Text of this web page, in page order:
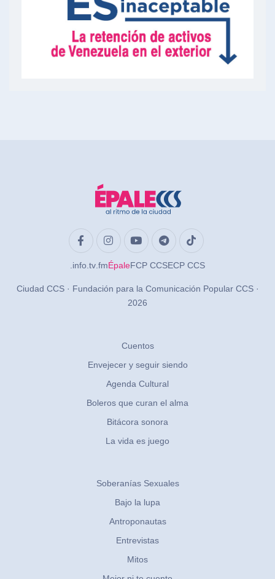
.info .tv .fmÉpaleFCP CCSECP CCS
Ciudad CCS · Fundación para la Comunicación Popular CCS ·
2026
Cuentos
Envejecer y seguir siendo
Agenda Cultural
Boleros que curan el alma
Bitácora sonora
La vida es juego
Soberanías Sexuales
Bajo la lupa
Antroponautas
Entrevistas
Mitos